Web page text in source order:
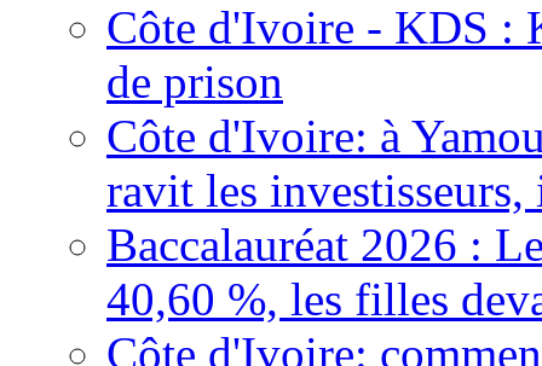
Côte d'Ivoire - KDS :
de prison
Côte d'Ivoire: à
ravit les
Baccalauréat 2026 :
40,60 %, les filles
Côte d'Ivoire: